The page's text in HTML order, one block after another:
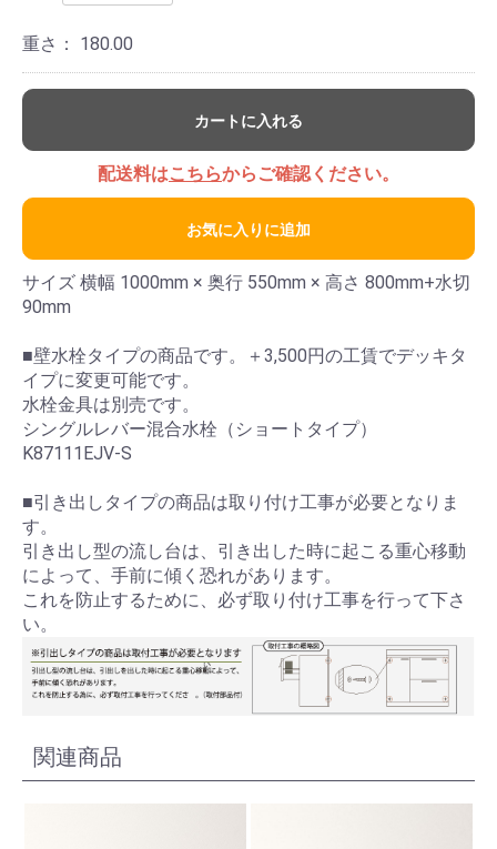
重さ： 180.00
カートに入れる
配送料はこちらからご確認ください。
お気に入りに追加
サイズ 横幅 1000mm × 奥行 550mm × 高さ 800mm+水切
90mm
■壁水栓タイプの商品です。＋3,500円の工賃でデッキタ
イプに変更可能です。
水栓金具は別売です。
シングルレバー混合水栓（ショートタイプ）
K87111EJV-S
■引き出しタイプの商品は取り付け工事が必要となりま
す。
引き出し型の流し台は、引き出した時に起こる重心移動
によって、手前に傾く恐れがあります。
これを防止するために、必ず取り付け工事を行って下さ
い。
関連商品